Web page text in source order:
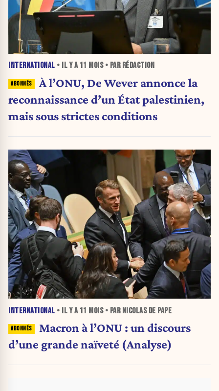
INTERNATIONAL • IL Y A 11 MOIS• PAR RÉDACTION
À l’ONU, De Wever annonce la
reconnaissance d’un État palestinien,
mais sous strictes conditions
INTERNATIONAL • IL Y A 11 MOIS• PAR NICOLAS DE PAPE
Macron à l’ONU : un discours
d’une grande naïveté (Analyse)